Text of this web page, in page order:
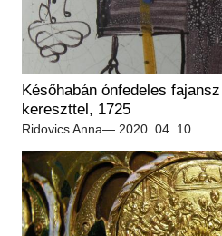
Későhabán ónfedeles
kereszttel, 1725
Ridovics Anna— 2020. 04. 10.